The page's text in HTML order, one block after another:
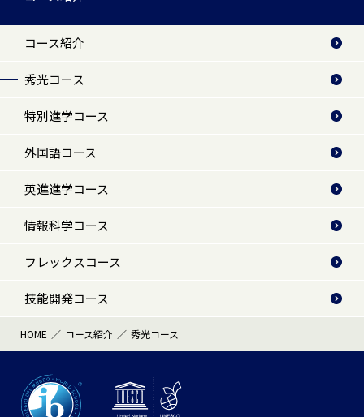
コース紹介
秀光コース
特別進学コース
外国語コース
英進進学コース
情報科学コース
フレックスコース
技能開発コース
HOME コース紹介 秀光コース